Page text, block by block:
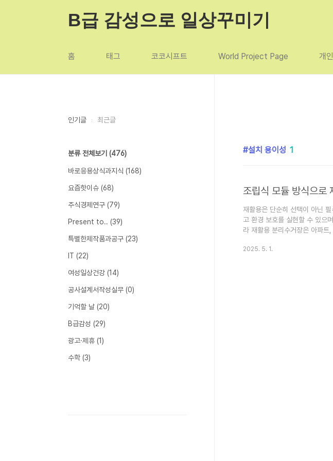
B급 감성으로 일상꾸미기
홈 태그 코코시프트 World Project Page 개
설치 용이성 1
재활용은 단순히 선택이 아닌
고 환경 보호를 실현할 수 있으
라 재활용 분리수거장은 아파
고, 이 시스템이 어떤 장점을 가
2025. 5. 1.
인기글 최근글
분류 전체보기 (476)
바로응용상식과지식 (168)
요즘핫이슈 (68)
주식경제연구 (79)
Present to.. (39)
특별한제작품과공구 (23)
IT (22)
여성일상건강 (14)
공사설계서작성실무 (0)
기억할 날 (20)
B급감성 (29)
광고·제휴 (1)
수학 (3)